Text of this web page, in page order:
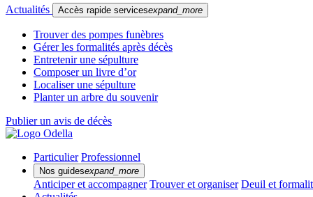
Actualités Accès rapide servicesexpand_more
Trouver des pompes funèbres
Gérer les formalités après décès
Entretenir une sépulture
Composer un livre d’or
Localiser une sépulture
Planter un arbre du souvenir
Publier un avis de décès
Particulier Professionnel
Nos guidesexpand_more
Anticiper et accompagner Trouver et organiser Deuil et